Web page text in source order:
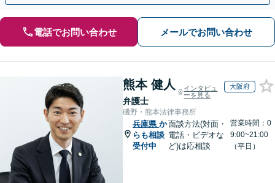
電話でお問い合わせ メールでお問い合わせ
熊本 健人
弁護士
インタビュ
ーを見る
大阪府
磯野・熊本法律事務所
兵庫県 か
らも相談
受付中
面談方法(対面・
電話・ビデオな
ど)は応相談
営業時間：0
9:00~21:00
（平日）